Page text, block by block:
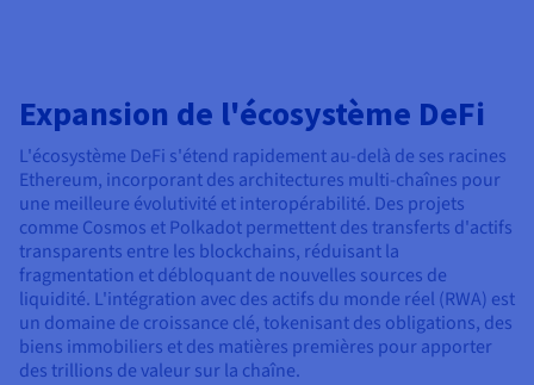
Expansion de l'écosystème DeFi
L'écosystème DeFi s'étend rapidement au-delà de ses racines
Ethereum, incorporant des architectures multi-chaînes pour
une meilleure évolutivité et interopérabilité. Des projets
comme Cosmos et Polkadot permettent des transferts d'actifs
transparents entre les blockchains, réduisant la
fragmentation et débloquant de nouvelles sources de
liquidité. L'intégration avec des actifs du monde réel (RWA) est
un domaine de croissance clé, tokenisant des obligations, des
biens immobiliers et des matières premières pour apporter
des trillions de valeur sur la chaîne.